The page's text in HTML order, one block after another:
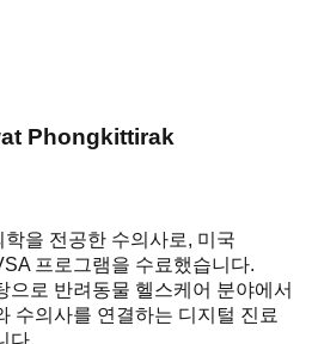
Phongkittirak
을 전공한 수의사로, 미국
프로그램을 수료했습니다.
으로 반려동물 헬스케어 분야에서
수의사를 연결하는 디지털 진료
다.